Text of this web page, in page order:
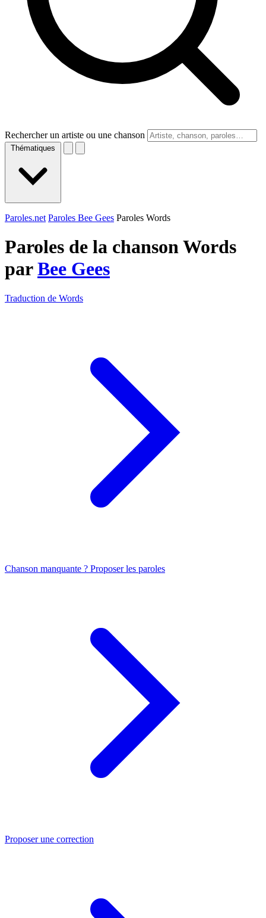
Rechercher un artiste ou une chanson
Thématiques
Paroles.net Paroles Bee Gees Paroles Words
Paroles de la chanson Words
parBee Gees
Traduction de Words
Chanson manquante ? Proposer les paroles
Proposer une correction